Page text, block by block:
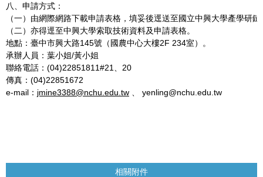
八、申請方式：
（一）由網際網路下載申請表格，填妥後逕送至國立中興大學產學研
（二）亦得逕至中興大學索取技術資料及申請表格。
地點：臺中市興大路145號（國農中心大樓2F 234室）。
承辦人員：葉小姐/黃小姐
聯絡電話：(04)22851811#21、20
傳真：(04)22851672
e-mail： jmine3388@nchu.edu.tw 、 yenling@nchu.edu.tw
相關附件